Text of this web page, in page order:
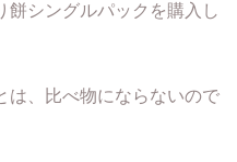
餅シングルパックを購入し
は、比べ物にならないので